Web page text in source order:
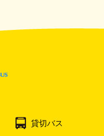
貸切バス